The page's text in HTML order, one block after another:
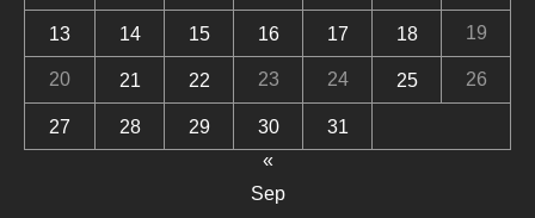
13 14 15 16 17 18 19
20 21 22 23 24 25 26
27 28 29 30
31
«
Sep